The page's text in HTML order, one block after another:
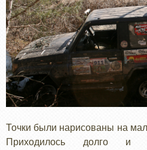
Точки были нарисованы на
Приходилось долго и